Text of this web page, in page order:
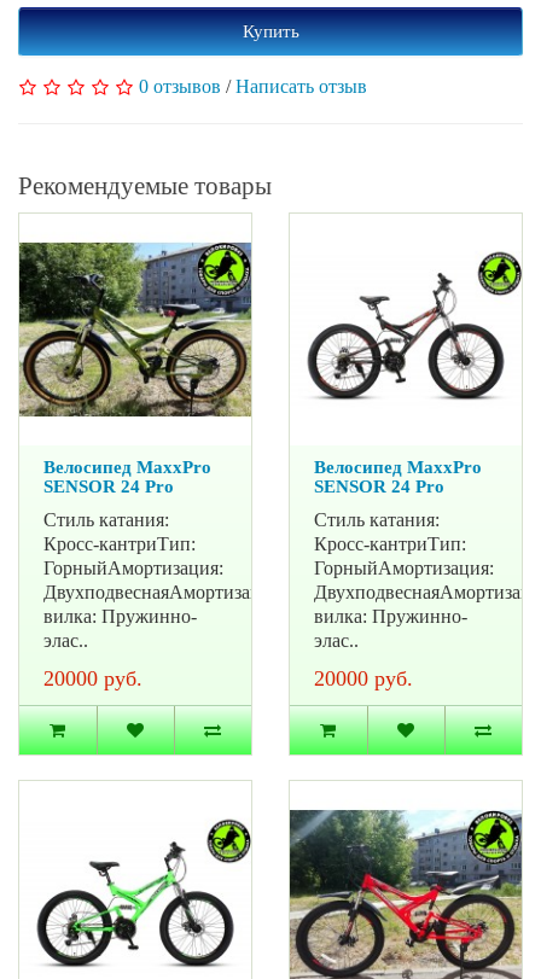
Купить
0 отзывов /Написать отзыв
Рекомендуемые товары
Велосипед MaxxPro
SENSOR 24 Pro
Стиль катания:
Кросс-кантриТип:
ГорныйАмортизация:
ДвухподвеснаяАмортизационная
вилка: Пружинно-
элас..
20000 руб.
Велосипед MaxxPro
SENSOR 24 Pro
Стиль катания:
Кросс-кантриТип:
ГорныйАмортизация:
вилка: Пружинно-
элас..
20000 руб.